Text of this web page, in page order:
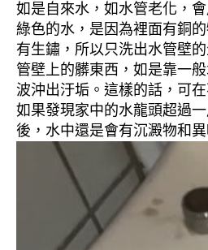
如是自來水，如水管老化，
綠色的水，是因為裡面有銅
有生鏽，所以只洗出水管壁的
管壁上的髒東西，如是靠一
波沖出汙垢。這樣的話，可
如果發現家中的水龍頭超過
後，水中還是會有沉澱物和